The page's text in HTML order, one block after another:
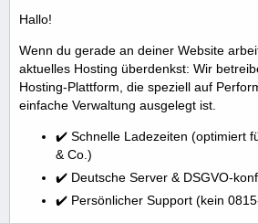
Hallo!
Wenn du gerade an deiner Website
aktuelles Hosting überdenkst: Wir
Hosting-Plattform, die speziell auf
einfache Verwaltung ausgelegt ist.
✔️ Schnelle Ladezeiten (optimiert
& Co.)
✔️ Deutsche Server & DSGVO-
✔️ Persönlicher Support (kein